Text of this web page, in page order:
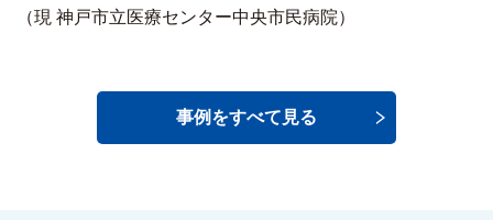
（現 神戸市立医療センター中央市民病院）
事例をすべて見る